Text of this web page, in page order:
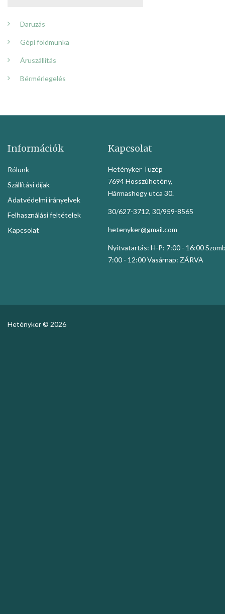
Daruzás
Gépi földmunka
Áruszállítás
Bérmérlegelés
Információk
Rólunk
Szállítási díjak
Adatvédelmi irányelvek
Felhasználási feltételek
Kapcsolat
Kapcsolat
Hetényker Tüzép
7694 Hosszúhetény,
Hármashegy utca 30.
30/627-3712, 30/959-8565
hetenyker@gmail.com
Nyitvatartás: H-P: 7:00 - 16:00
7:00 - 12:00 Vasárnap: ZÁRVA
Hetényker © 2026